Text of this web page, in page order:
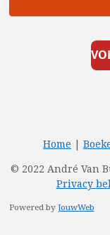
Home
© 2022 André Van
Privacy
Powered by JouwWeb